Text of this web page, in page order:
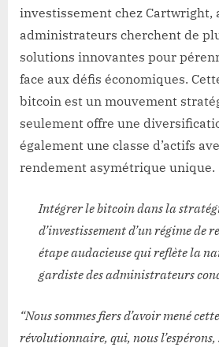
investissement chez Cartwright,
administrateurs cherchent de
solutions innovantes pour
face aux défis économiques.
bitcoin est un mouvement
seulement offre une
également une classe d’actifs
rendement asymétrique unique.
Intégrer le bitcoin dans la
d’investissement d’un régime de
étape audacieuse qui reflète la
gardiste des administrateurs
“Nous sommes fiers d’avoir mené
révolutionnaire, qui, nous l’espérons,